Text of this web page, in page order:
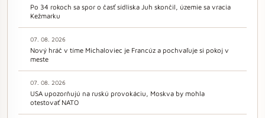
Po 34 rokoch sa spor o časť sídliska Juh skončil, územie sa vracia
Kežmarku
07. 08. 2026
Nový hráč v tíme Michaloviec je Francúz a pochvaľuje si pokoj v
meste
07. 08. 2026
USA upozorňujú na ruskú provokáciu, Moskva by mohla
otestovať NATO